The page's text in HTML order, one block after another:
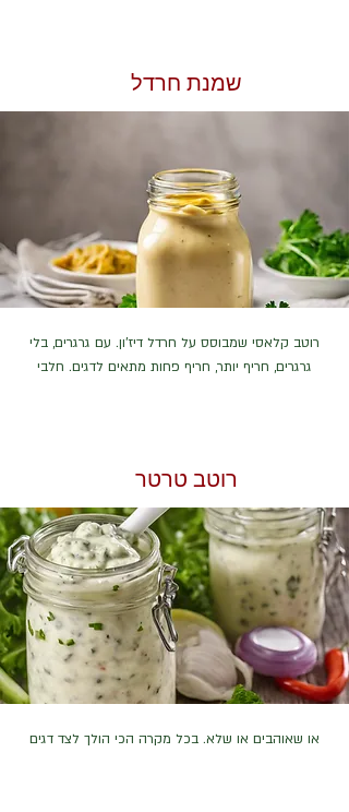
שמנת חרדל
רוטב קלאסי שמבוסס על חרדל דיז'ון. עם גרגרים, בלי
גרגרים, חריף יותר, חריף פחות מתאים לדגים. חלבי
רוטב טרטר
או שאוהבים או שלא. בכל מקרה הכי הולך לצד דגים